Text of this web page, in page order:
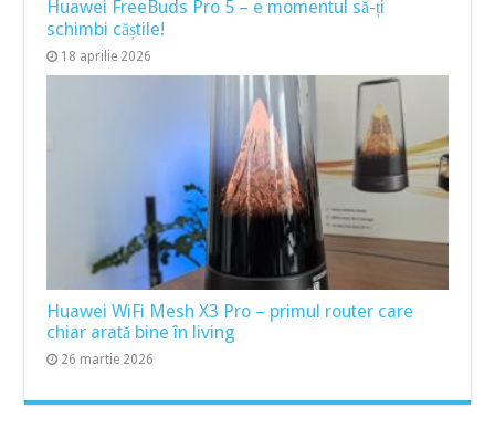
Huawei FreeBuds Pro 5 – e momentul să-ți
schimbi căștile!
18 aprilie 2026
Huawei WiFi Mesh X3 Pro – primul router care
chiar arată bine în living
26 martie 2026